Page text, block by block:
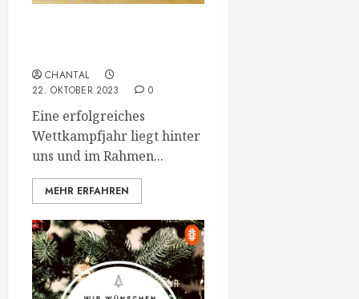
CHANTAL
22. OKTOBER 2023
0
Eine erfolgreiches
Wettkampfjahr liegt hinter
uns und im Rahmen...
MEHR ERFAHREN